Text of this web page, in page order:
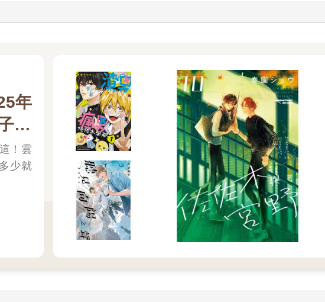
想隨意擱置手機，餘光卻瞥到螢幕畫面閃了閃，藍條轉為暗紅，如鮮血溢出下載
式，迫不及待地點開。
在APP的宣傳詞上。
加♀速♂！」
上飄。
是中午載好的心跳APP在催促他認識新人。
人都沒反應，延江宇也就不再糾結那一瞬間瞥見的詭譎畫面。
人自由填寫的欄位不多，甚至連頭貼也不讓放，取而代之的是一堆心理測驗和虛擬
友的深度與品質。
年
書
！雲
少就